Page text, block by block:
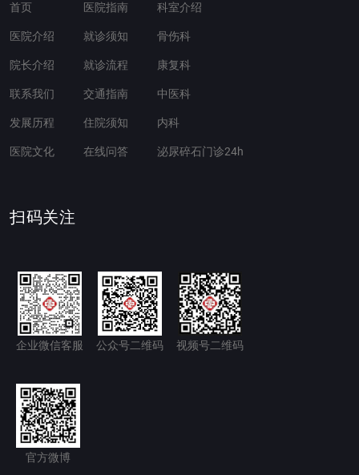
首页
医院介绍
院长介绍
联系我们
发展历程
医院文化
医院指南
就诊须知
就诊流程
交通指南
住院须知
在线问答
科室介绍
骨伤科
康复科
中医科
内科
泌尿碎石门诊24h
扫码关注
企业微信客服 公众号二维码 视频号二维码
官方微博